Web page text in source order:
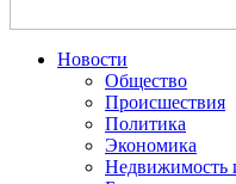
Новости
Общество
Происшествия
Политика
Экономика